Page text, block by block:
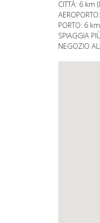
CITTÀ: 6 km
PORTO: 6
SPIAGGIA
NEGOZIO